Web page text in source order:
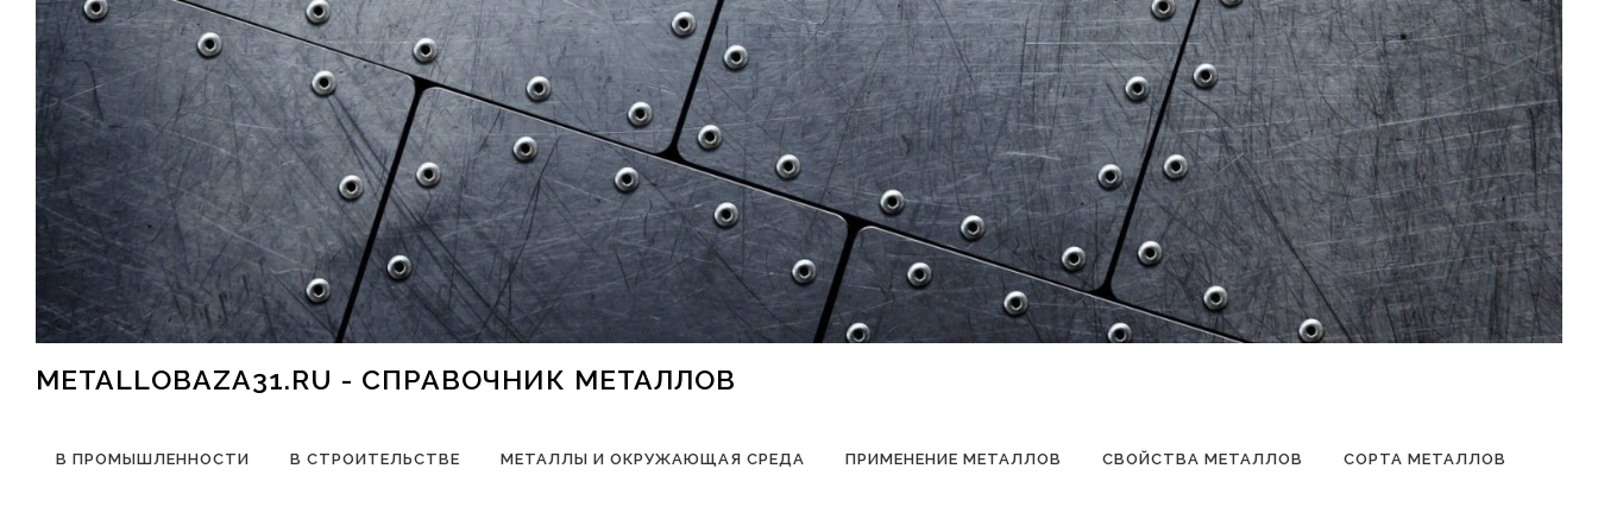
Перейти к содержимому
METALLOBAZA31.RU - СПРАВОЧНИК МЕТАЛЛОВ
В ПРОМЫШЛЕННОСТИ В СТРОИТЕЛЬСТВЕ МЕТАЛЛЫ И ОКРУЖАЮЩАЯ СРЕДА ПРИМЕНЕНИЕ МЕТАЛЛОВ СВОЙСТВА МЕТАЛЛОВ СОРТА МЕТАЛЛОВ